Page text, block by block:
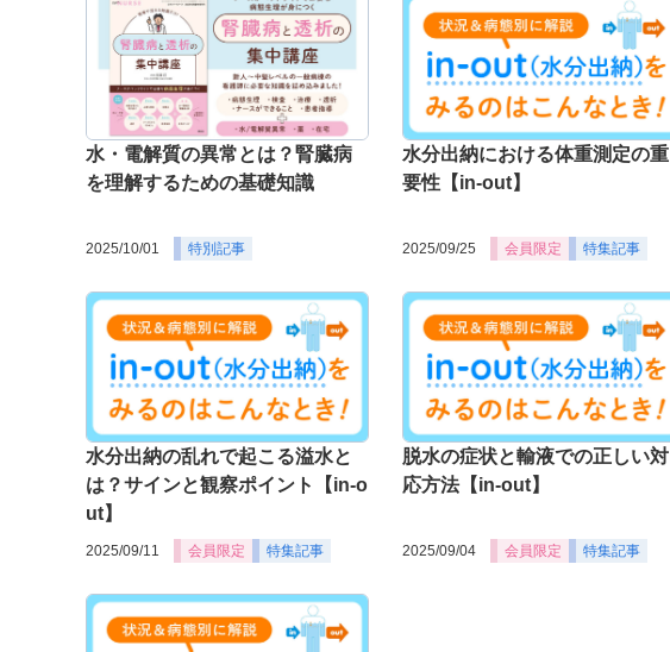
水・電解質の異常とは？腎臓病
を理解するための基礎知識
2025/10/01 特別記事
水分出納における体重測定の重
要性【in-out】
2025/09/25 会員限定 特集記事
水分出納の乱れで起こる溢水と
は？サインと観察ポイント【in-o
ut】
2025/09/11 会員限定 特集記事
脱水の症状と輸液での正しい対
応方法【in-out】
2025/09/04 会員限定 特集記事